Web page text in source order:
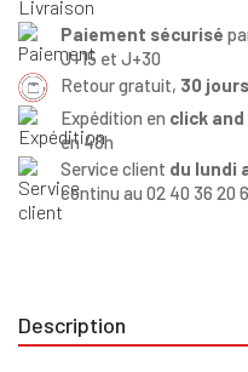
Paiement sécurisé
J+15 et J+30
Retour gratuit, 30 jours
Expédition en click
en 48h
Service client du lundi
continu au 02 40 36 20
Description